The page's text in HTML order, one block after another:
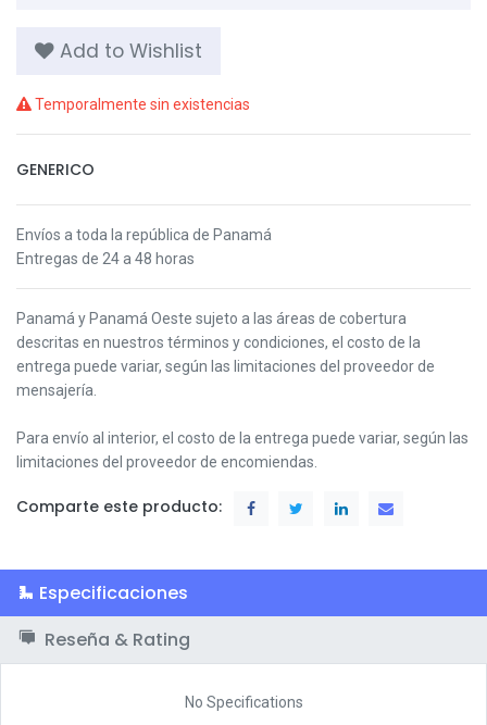
Add to Wishlist
Temporalmente sin existencias
GENERICO
Envíos a toda la república de Panamá
Entregas de 24 a 48 horas
Panamá y Panamá Oeste sujeto a las áreas de cobertura
descritas en nuestros términos y condiciones, el costo de la
entrega puede variar, según las limitaciones del proveedor de
mensajería.
Para envío al interior, el costo de la entrega puede variar, según las
limitaciones del proveedor de encomiendas.
Comparte este producto:
Especificaciones
Reseña & Rating
No Specifications